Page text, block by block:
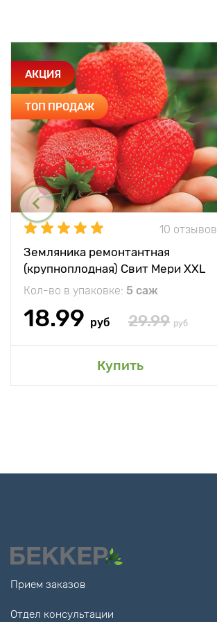
АКЦИЯ
ТОП ПРОДАЖ
10 отзывов
Земляника ремонтантная
(крупноплодная) Свит Мери XXL
Кол-во в упаковке: 5 саж
18.99 руб 29.99 руб
Купить
Прием заказов
Отдел консультации